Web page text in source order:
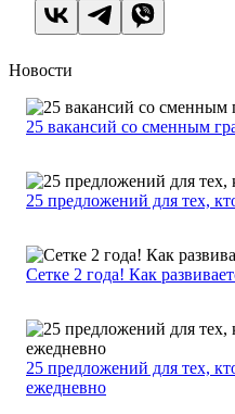
Новости
25 вакансий со сменным
25 предложений для тех,
Сетке 2 года! Как
25 предложений для тех,
ежедневно